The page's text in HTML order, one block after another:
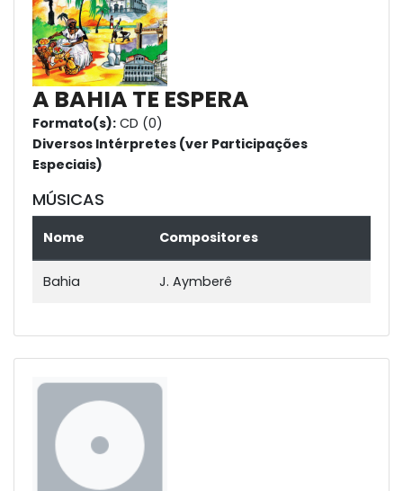
A BAHIA TE ESPERA
Formato(s): CD (0)
Diversos Intérpretes (ver Participações
Especiais)
MÚSICAS
Nome Compositores
Bahia J. Aymberê